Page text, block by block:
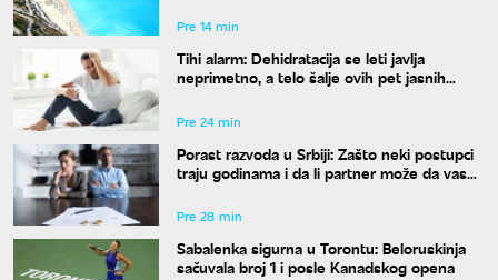
Pre 14 min
Tihi alarm: Dehidratacija se leti javlja
neprimetno, a telo šalje ovih pet jasnih
Pre 24 min
Porast razvoda u Srbiji: Zašto neki postupci
traju godinama i da li partner može da vas
Pre 28 min
Sabalenka sigurna u Torontu: Beloruskinja
sačuvala broj 1 i posle Kanadskog opena